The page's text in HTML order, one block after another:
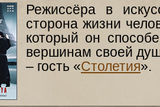
Режиссёра в
сторона жизни
который он
вершинам своей
– гость «Столетия».